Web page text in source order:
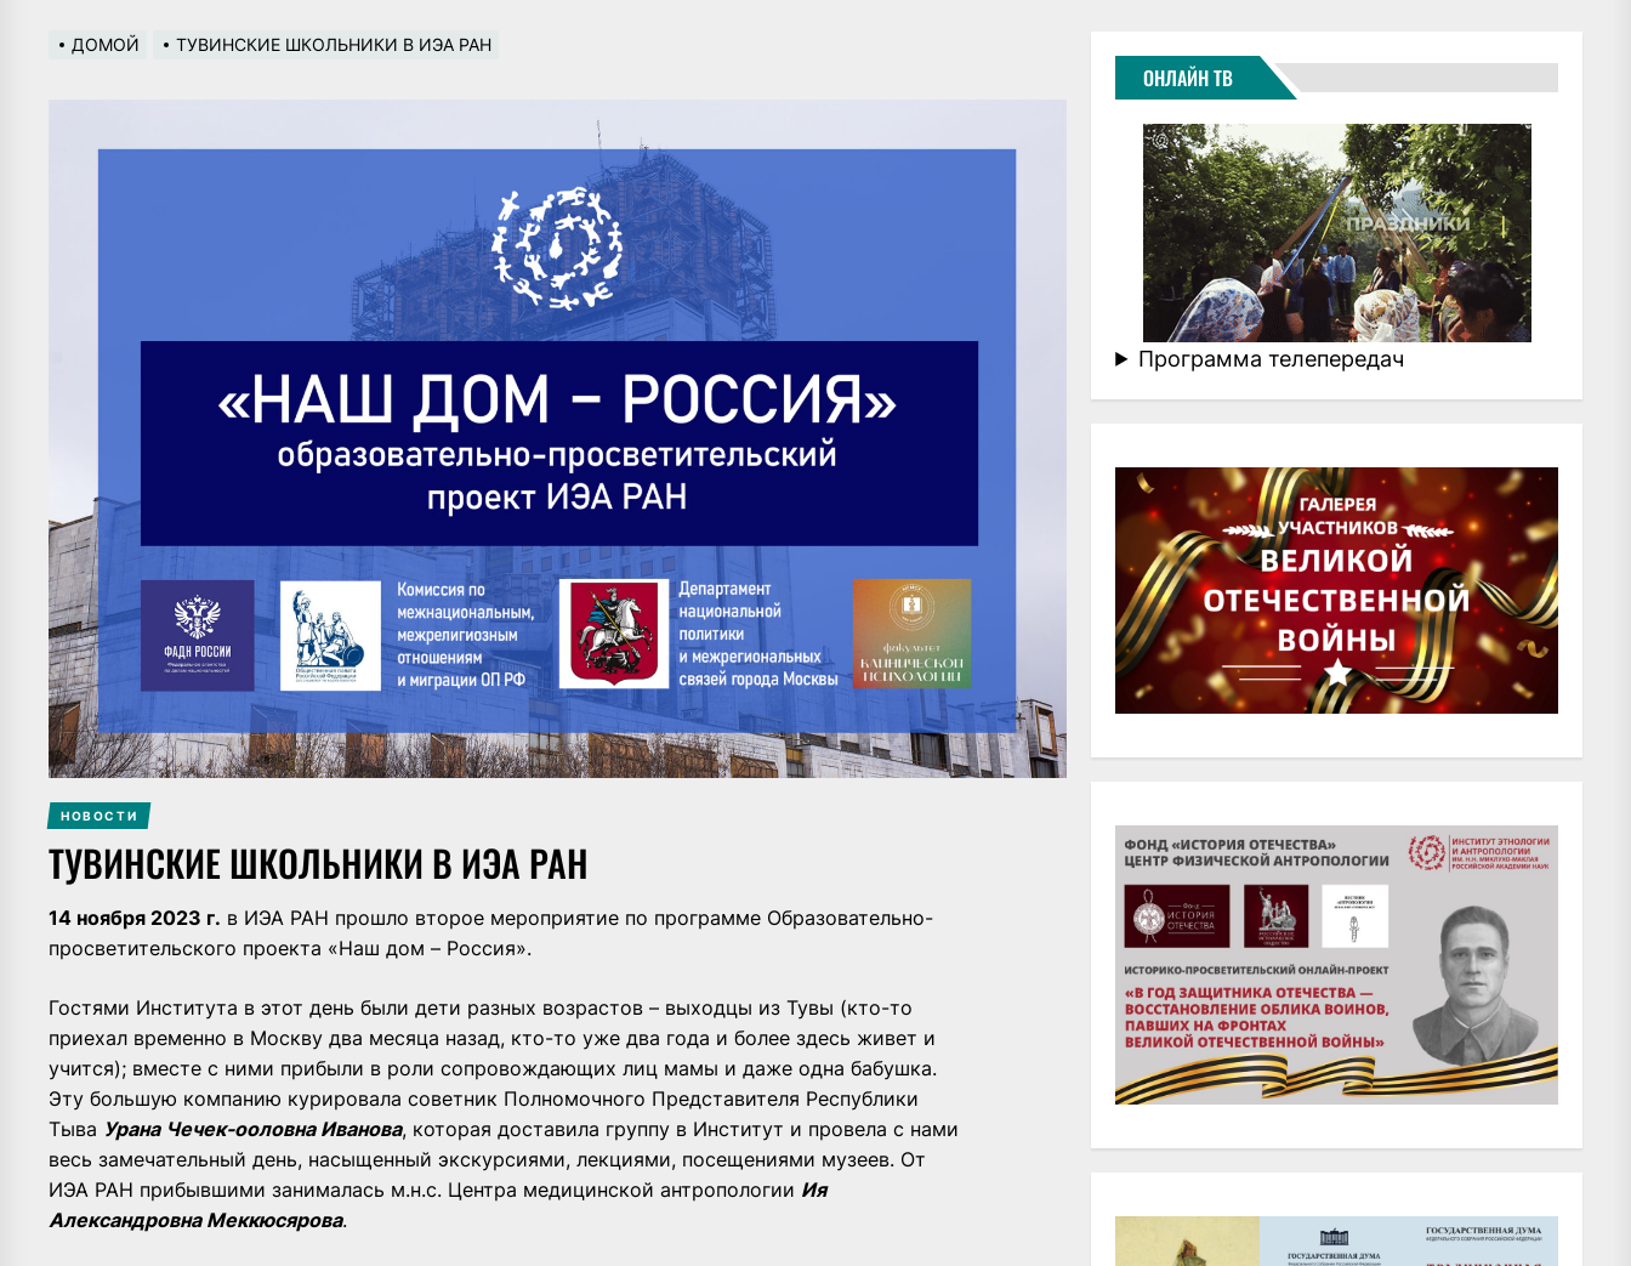
ДОМОЙ ТУВИНСКИЕ ШКОЛЬНИКИ В ИЭА РАН
НОВОСТИ
ТУВИНСКИЕ ШКОЛЬНИКИ В ИЭА РАН
14 ноября 2023 г. в ИЭА РАН прошло второе мероприятие по программе Образовательно-
просветительского проекта «Наш дом – Россия».
Гостями Института в этот день были дети разных возрастов – выходцы из Тувы (кто-то
приехал временно в Москву два месяца назад, кто-то уже два года и более здесь живет и
учится); вместе с ними прибыли в роли сопровождающих лиц мамы и даже одна бабушка.
Эту большую компанию курировала советник Полномочного Представителя Республики
Тыва Урана Чечек-ооловна Иванова, которая доставила группу в Институт и провела с нами
весь замечательный день, насыщенный экскурсиями, лекциями, посещениями музеев. От
ИЭА РАН прибывшими занималась м.н.с. Центра медицинской антропологии Ия
Александровна Меккюсярова.
ОНЛАЙН ТВ
Программа телепередач